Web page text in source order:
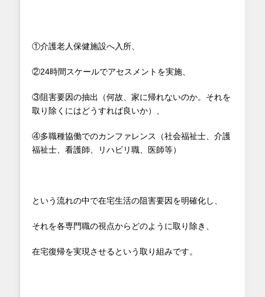
①介護老人保健施設へ入所、
②24時間スケールでアセスメントを実施、
③阻害要因の抽出（何故、家に帰れないのか。それを
取り除くにはどうすれば良いか）、
④多職種協働でのカンファレンス（社会福祉士、介護
福祉士、看護師、リハビリ職、医師等）
という流れの中で在宅生活の阻害要因を明確化し、
それを各専門職の視点からどのように取り除き、
在宅復帰を実現させるという取り組みです。